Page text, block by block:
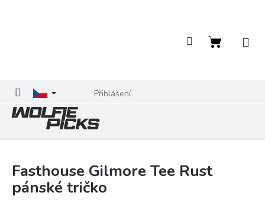
Přihlášení
Nákupní
Fasthouse Gilmore Tee Rust
pánské tričko